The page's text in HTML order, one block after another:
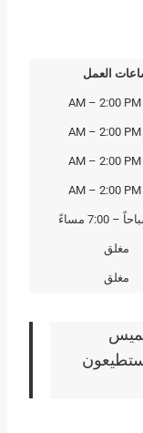
العمل
مغلق
مغلق